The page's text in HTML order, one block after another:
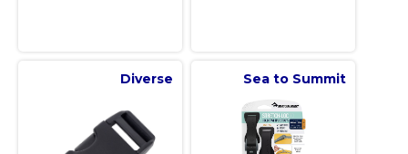
Diverse Sea to Summit